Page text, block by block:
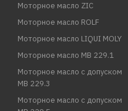
Моторное масло ZIC
Моторное масло ROLF
Моторное масло LIQUI MOLY
Моторное масло MB 229.1
Моторное масло с допуском
MB 229.3
Моторное масло с допуском